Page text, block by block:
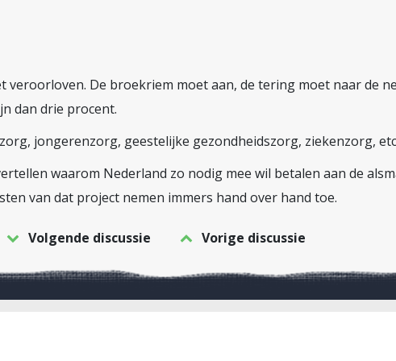
veroorloven. De broekriem moet aan, de tering moet naar de
dan drie procent.
jongerenzorg, geestelijke gezondheidszorg, ziekenzorg,
waarom Nederland zo nodig mee wil betalen aan de
van dat project nemen immers hand over hand toe.
Volgende discussie Vorige discussie